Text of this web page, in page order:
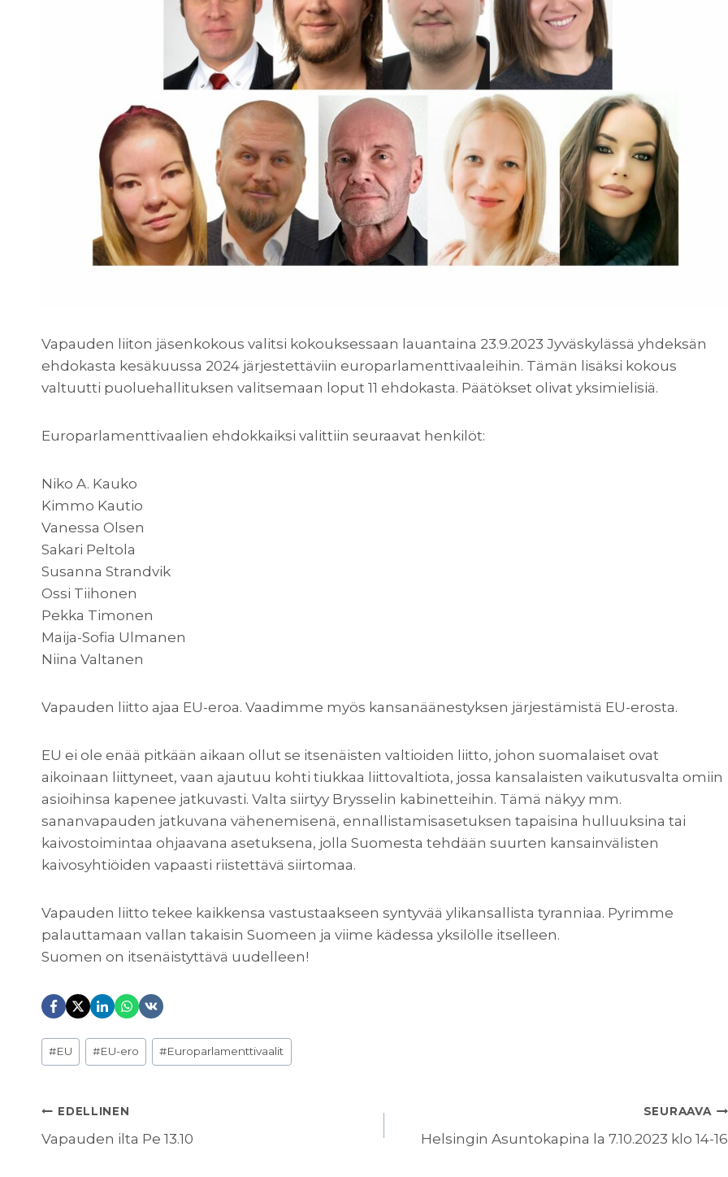
Vapauden liiton jäsenkokous valitsi kokouksessaan lauantaina 23.9.2023 Jyväskylässä yhdeksän
ehdokasta kesäkuussa 2024 järjestettäviin europarlamenttivaaleihin. Tämän lisäksi kokous
valtuutti puoluehallituksen valitsemaan loput 11 ehdokasta. Päätökset olivat yksimielisiä.
Europarlamenttivaalien ehdokkaiksi valittiin seuraavat henkilöt:
Niko A. Kauko
Kimmo Kautio
Vanessa Olsen
Sakari Peltola
Susanna Strandvik
Ossi Tiihonen
Pekka Timonen
Maija-Sofia Ulmanen
Niina Valtanen
Vapauden liitto ajaa EU-eroa. Vaadimme myös kansanäänestyksen järjestämistä EU-erosta.
EU ei ole enää pitkään aikaan ollut se itsenäisten valtioiden liitto, johon suomalaiset ovat
aikoinaan liittyneet, vaan ajautuu kohti tiukkaa liittovaltiota, jossa kansalaisten vaikutusvalta omiin
asioihinsa kapenee jatkuvasti. Valta siirtyy Brysselin kabinetteihin. Tämä näkyy mm.
sananvapauden jatkuvana vähenemisenä, ennallistamisasetuksen tapaisina hulluuksina tai
kaivostoimintaa ohjaavana asetuksena, jolla Suomesta tehdään suurten kansainvälisten
kaivosyhtiöiden vapaasti riistettävä siirtomaa.
Vapauden liitto tekee kaikkensa vastustaakseen syntyvää ylikansallista tyranniaa. Pyrimme
palauttamaan vallan takaisin Suomeen ja viime kädessa yksilölle itselleen.
Suomen on itsenäistyttävä uudelleen!
Avainsanat:
#EU #EU-ero #Europarlamenttivaalit
ARTIKKELIEN
EDELLINEN
Vapauden ilta Pe 13.10
SEURAAVA
Helsingin Asuntokapina la 7.10.2023 klo 14-16